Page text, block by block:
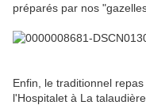
préparés par nos
Enfin, le traditionnel
l'Hospitalet à La talaudière.